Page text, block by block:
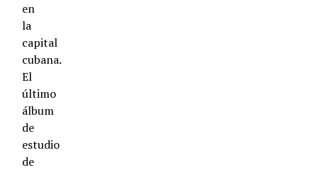
en
la
capital
cubana.
El
último
álbum
de
estudio
de